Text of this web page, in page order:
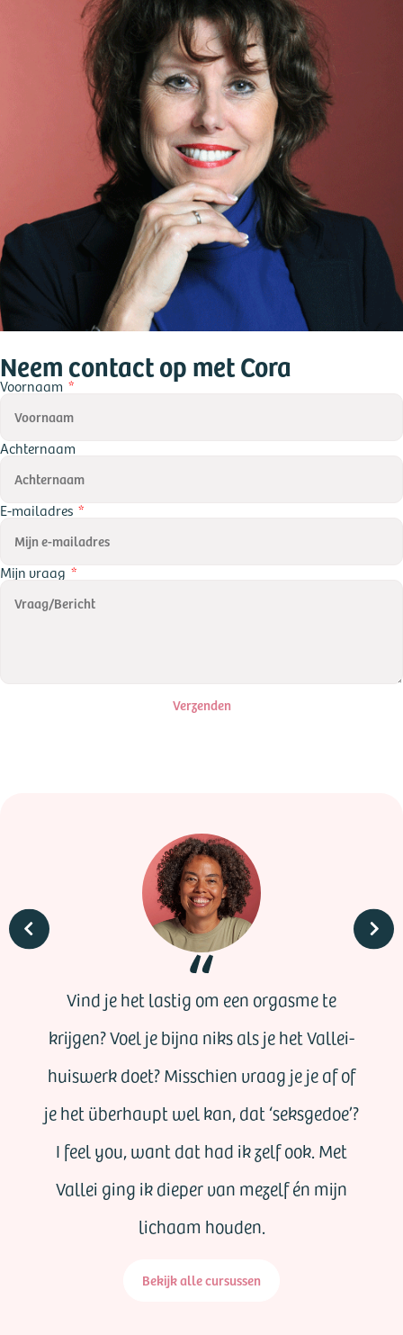
Neem contact op met Cora
Voornaam
Achternaam
E-mailadres
Mijn vraag
Verzenden
Vind je het lastig om een orgasme te
krijgen? Voel je bijna niks als je het Vallei-
huiswerk doet? Misschien vraag je je af of
je het überhaupt wel kan, dat ‘seksgedoe’?
I feel you, want dat had ik zelf ook. Met
Vallei ging ik dieper van mezelf én mijn
lichaam houden.
Bekijk alle cursussen